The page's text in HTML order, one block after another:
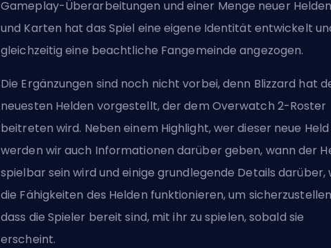
Gameplay-Überarbeitungen und einer Menge neuer Helden
und Karten hat das Spiel eine eigene Identität entwickelt
gleichzeitig eine beachtliche Fangemeinde angezogen.
Die Ergänzungen sind noch nicht vorbei, denn Blizzard hat
neuesten Helden vorgestellt, der dem Overwatch 2-Roster
beitreten wird. Neben einem Highlight, wer dieser neue Held
werden wir auch Informationen darüber geben, wann der
spielbar sein wird und einige grundlegende Details darüber,
die Fähigkeiten des Helden funktionieren, um
dass die Spieler bereit sind, mit ihr zu spielen, sobald sie
erscheint.